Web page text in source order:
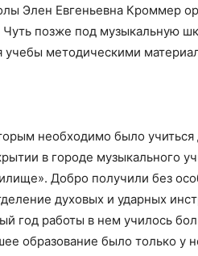
Элен Евгеньевна Кроммер
позже под музыкальную
методическими
необходимо было
в городе музыкального
Добро получили без
духовых и ударных
год работы в нем училось
образование было только у